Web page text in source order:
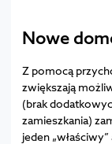
Nowe
Z pomocą
zwiększają
(brak
zamieszkania)
jeden